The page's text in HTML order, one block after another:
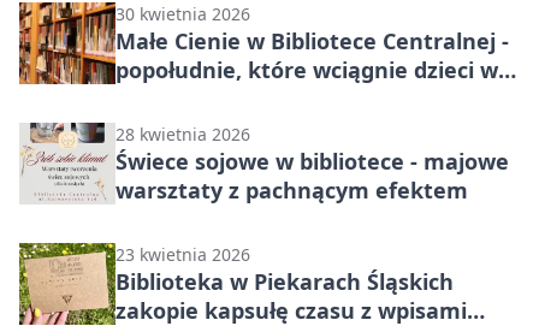
30 kwietnia 2026
Małe Cienie w Bibliotece Centralnej -
popołudnie, które wciągnie dzieci w
28 kwietnia 2026
Świece sojowe w bibliotece - majowe
warsztaty z pachnącym efektem
23 kwietnia 2026
Biblioteka w Piekarach Śląskich
zakopie kapsułę czasu z wpisami